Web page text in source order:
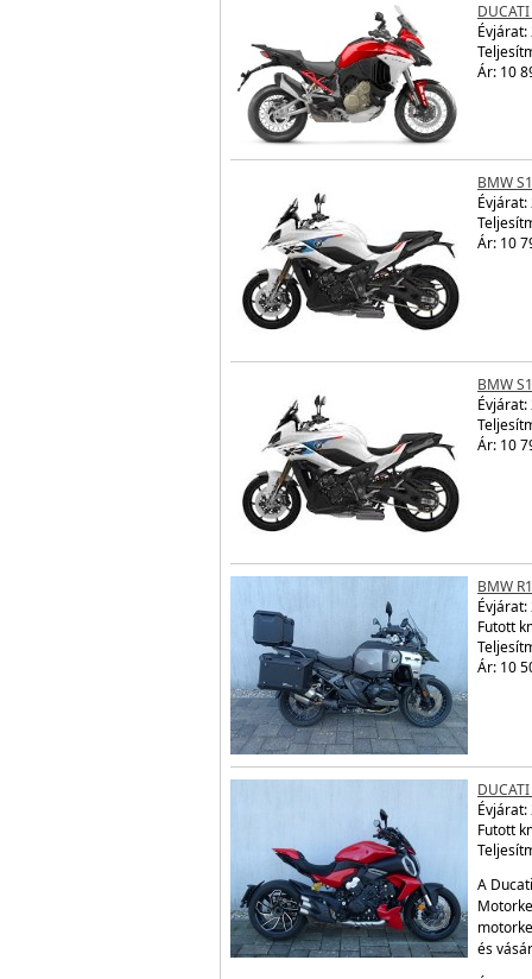
Évjárat:
Ár: 10
BMW
Évjárat:
Ár: 10
BMW
Évjárat:
Ár: 10
BMW
Évjárat:
Futott
Ár: 10
Évjárat:
Futott
A
és